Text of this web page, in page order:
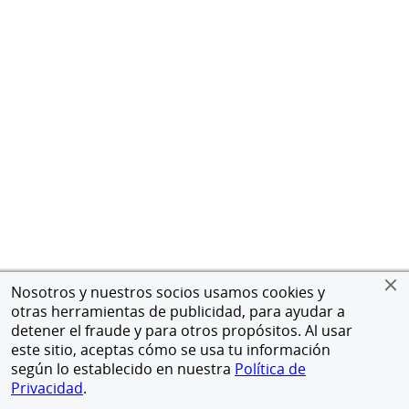
Nosotros y nuestros socios usamos cookies y
otras herramientas de publicidad, para ayudar a
detener el fraude y para otros propósitos. Al usar
este sitio, aceptas cómo se usa tu información
según lo establecido en nuestra Política de
Privacidad.